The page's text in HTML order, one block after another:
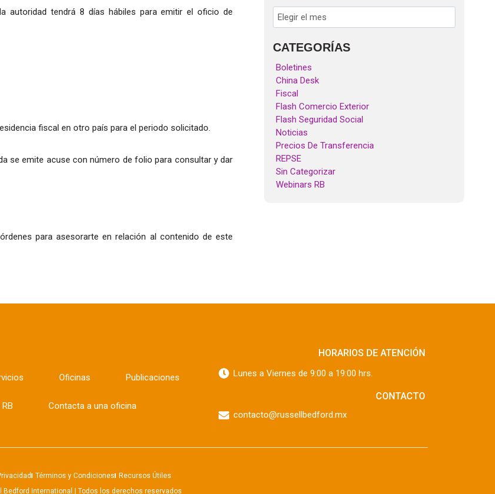
autoridad tendrá 8 días hábiles para emitir el oficio de
fiscal en otro país para el periodo solicitado.
se emite acuse con número de folio para consultar y dar
para asesorarte en relación al contenido de este
CATEGORÍAS
Boletines
China Desk
Fiscal
Flash Comercio Exterior
Flash Seguridad Social
Noticias
Precios De Transferencia
REPSE
Sin Categorizar
Webinars RB
Oficinas Publicaciones
Contacta a una oficina
HORARIOS DE ATENCIÓN
Lunes a Viernes de 9:00 a 19:00 hrs.
CONTACTO
contacto@russellbedford.mx
Términos y Condiciones
Recursos Útiles
Bedford International | Todos los derechos reservados